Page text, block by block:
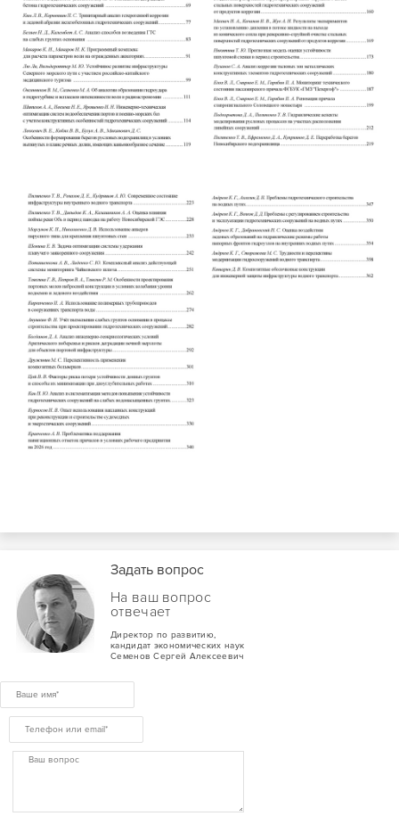
Задать вопрос
На ваш вопрос
отвечает
Директор по развитию,
кандидат экономических наук
Семенов Сергей Алексеевич